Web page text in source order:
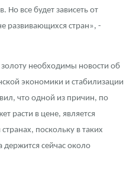
Но все будет зависеть от
развивающихся стран», -
золоту необходимы новости об
экономики и стабилизации
что одной из причин, по
расти в цене, является
поскольку в таких
держится сейчас около